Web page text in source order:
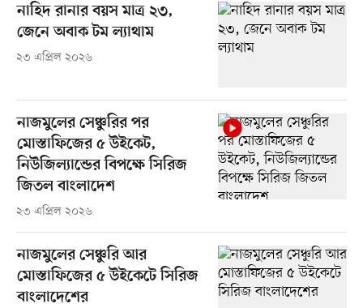
নাহিদ রানার বয়স মাত্র ২৩,
জেনে অবাক টম ল্যাথাম
২৩ এপ্রিল ২০২৬
নাজমুলের সেঞ্চুরির পর
মোস্তাফিজের ৫ উইকেট,
নিউজিল্যান্ডের বিপক্ষে সিরিজ
জিতল বাংলাদেশ
২৩ এপ্রিল ২০২৬
নাজমুলের সেঞ্চুরি আর
মোস্তাফিজের ৫ উইকেটে সিরিজ
বাংলাদেশের